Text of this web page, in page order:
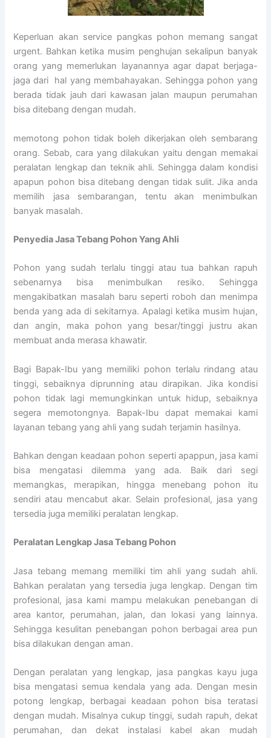
Keperluan akan service pangkas pohon memang sangat
urgent. Bahkan ketika musim penghujan sekalipun banyak
orang yang memerlukan layanannya agar dapat berjaga-
jaga dari hal yang membahayakan. Sehingga pohon yang
berada tidak jauh dari kawasan jalan maupun perumahan
bisa ditebang dengan mudah.
memotong pohon tidak boleh dikerjakan oleh sembarang
orang. Sebab, cara yang dilakukan yaitu dengan memakai
peralatan lengkap dan teknik ahli. Sehingga dalam kondisi
apapun pohon bisa ditebang dengan tidak sulit. Jika anda
memilih jasa sembarangan, tentu akan menimbulkan
banyak masalah.
PenyediaJasa Tebang Pohon Yang Ahli
Pohon yang sudah terlalu tinggi atau tua bahkan rapuh
sebenarnya bisa menimbulkan resiko. Sehingga
mengakibatkan masalah baru seperti roboh dan menimpa
benda yang ada di sekitarnya. Apalagi ketika musim hujan,
dan angin, maka pohon yang besar/tinggi justru akan
membuat anda merasa khawatir.
Bagi Bapak-Ibu yang memiliki pohon terlalu rindang atau
tinggi, sebaiknya diprunning atau dirapikan. Jika kondisi
pohon tidak lagi memungkinkan untuk hidup, sebaiknya
segera memotongnya. Bapak-Ibu dapat memakai kami
layanan tebang yang ahli yang sudah terjamin hasilnya.
Bahkan dengan keadaan pohon seperti apappun, jasa kami
bisa mengatasi dilemma yang ada. Baik dari segi
memangkas, merapikan, hingga menebang pohon itu
sendiri atau mencabut akar. Selain profesional, jasa yang
tersedia juga memiliki peralatan lengkap.
Peralatan Lengkap Jasa Tebang Pohon
Jasa tebang memang memiliki tim ahli yang sudah ahli.
Bahkan peralatan yang tersedia juga lengkap. Dengan tim
profesional, jasa kami mampu melakukan penebangan di
area kantor, perumahan, jalan, dan lokasi yang lainnya.
Sehingga kesulitan penebangan pohon berbagai area pun
bisa dilakukan dengan aman.
Dengan peralatan yang lengkap, jasa pangkas kayu juga
bisa mengatasi semua kendala yang ada. Dengan mesin
potong lengkap, berbagai keadaan pohon bisa teratasi
dengan mudah. Misalnya cukup tinggi, sudah rapuh, dekat
perumahan, dan dekat instalasi kabel akan mudah